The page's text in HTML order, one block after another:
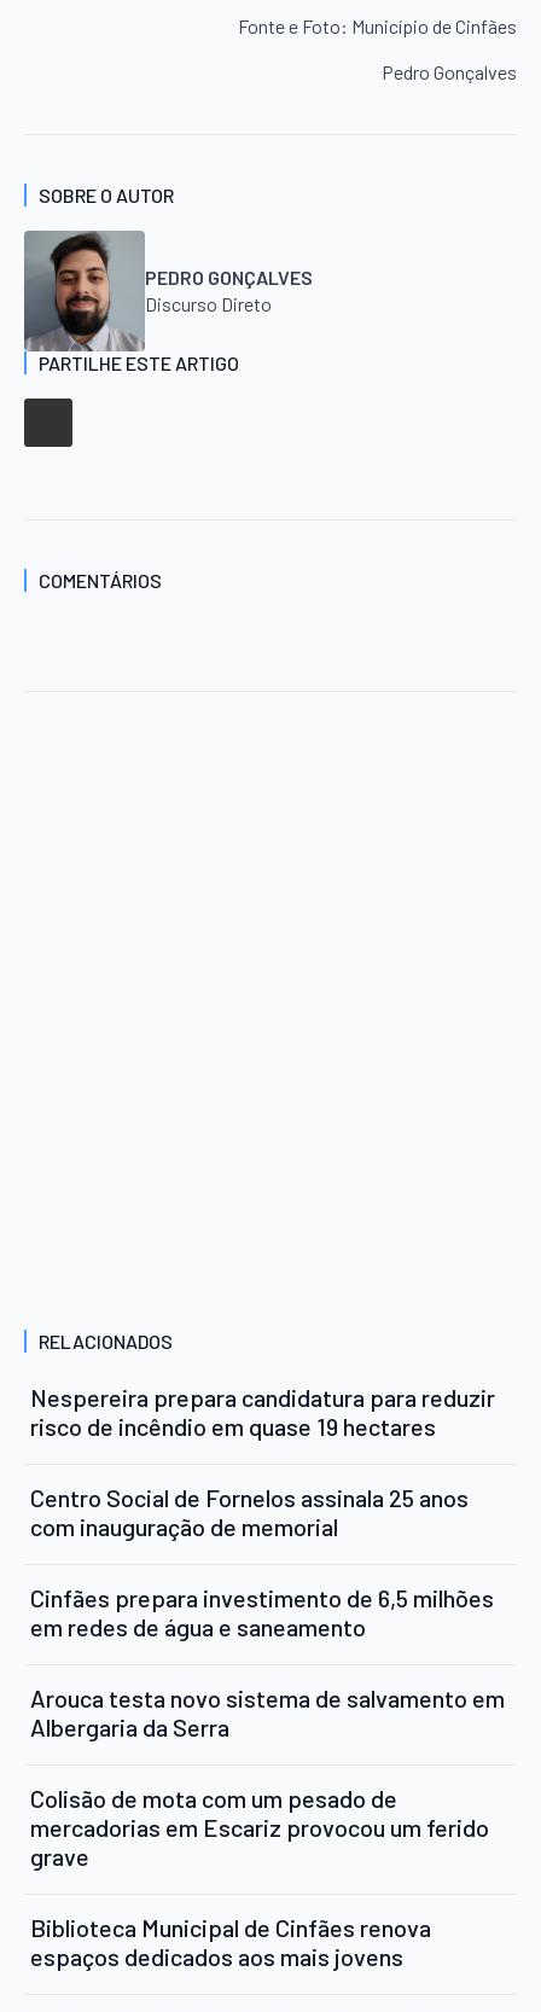
Fonte e Foto: Município de Cinfães
Pedro Gonçalves
SOBRE O AUTOR
PEDRO GONÇALVES
Discurso Direto
PARTILHE ESTE ARTIGO
COMENTÁRIOS
RELACIONADOS
Nespereira prepara candidatura para reduzir
risco de incêndio em quase 19 hectares
Centro Social de Fornelos assinala 25 anos
com inauguração de memorial
Cinfães prepara investimento de 6,5 milhões
em redes de água e saneamento
Arouca testa novo sistema de salvamento em
Albergaria da Serra
Colisão de mota com um pesado de
mercadorias em Escariz provocou um ferido
grave
Biblioteca Municipal de Cinfães renova
espaços dedicados aos mais jovens